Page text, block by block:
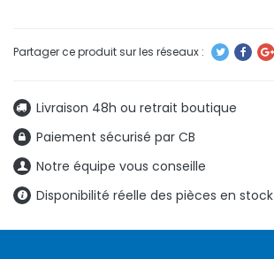
Livraison 48h ou retrait boutique
Paiement sécurisé par CB
Notre équipe vous conseille
Disponibilité réelle des pièces en stock